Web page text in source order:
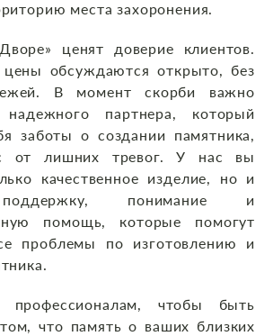
места захоронения.
ценят доверие клиентов.
обсуждаются открыто, без
В момент скорби важно
партнера, который
заботы о создании памятника,
от лишних тревог. У нас вы
качественное изделие, но и
понимание и
помощь, которые помогут
проблемы по изготовлению и
профессионалам, чтобы быть
что память о ваших близких